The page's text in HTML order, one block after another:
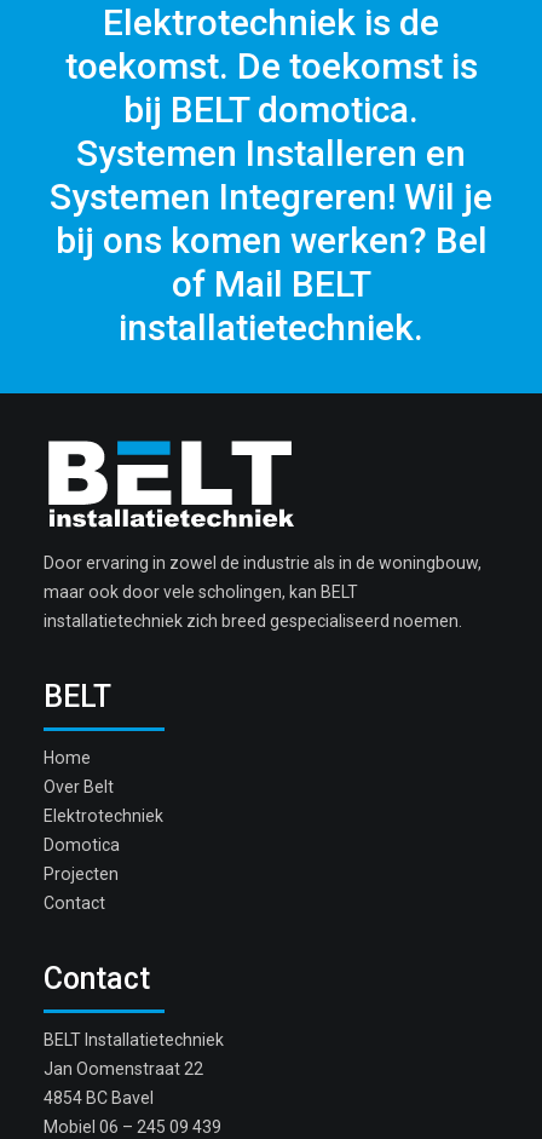
Elektrotechniek is de
toekomst. De toekomst is
bij BELT domotica.
Systemen Installeren en
Systemen Integreren! Wil je
bij ons komen werken? Bel
of Mail BELT
installatietechniek.
Door ervaring in zowel de industrie als in de woningbouw,
maar ook door vele scholingen, kan BELT
installatietechniek zich breed gespecialiseerd noemen.
BELT
Home
Over Belt
Elektrotechniek
Domotica
Projecten
Contact
Contact
BELT Installatietechniek
Jan Oomenstraat 22
4854 BC Bavel
Mobiel 06 – 245 09 439